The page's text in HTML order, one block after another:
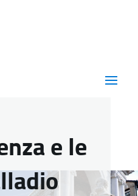
e le